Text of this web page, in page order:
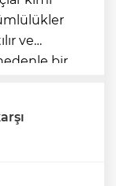
ve
bir
stok